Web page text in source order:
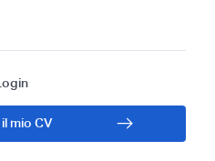
mio CV
per il